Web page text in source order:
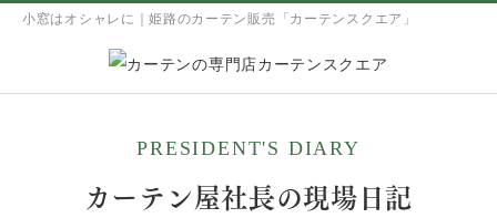
小窓はオシャレに｜姫路のカーテン販売「カーテンスクエア」
PRESIDENT'S DIARY
カーテン屋社長の現場日記